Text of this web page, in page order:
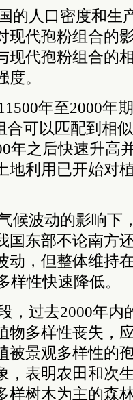
的人口密度和生
现代孢粉组合的
现代孢粉组合的
。
年至2000年
合可以匹配到相
年之后快速升高
地利用已开始对
候波动的影响下
国东部不论南方
动，但整体维持
样性快速降低。
，过去2000年内
物多样性丧失，
被景观多样性的
，表明农田和次
样树木为主的森